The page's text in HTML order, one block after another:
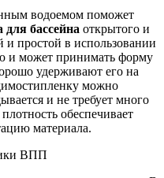
водоемом поможет
бассейна открытого и
и простой в использовании
и может принимать форму
удерживают его на
можно
и не требует много
обеспечивает
материала.
ВПП